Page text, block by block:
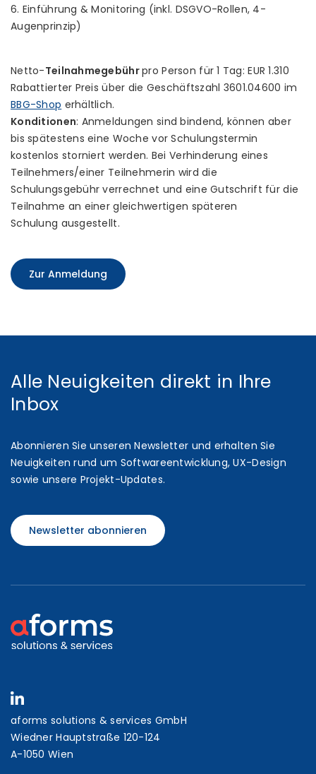
6. Einführung & Monitoring (inkl. DSGVO-Rollen, 4-
Augenprinzip)
Netto-Teilnahmegebührpro Person für 1 Tag: EUR 1.310
Rabattierter Preis über die Geschäftszahl 3601.04600 im
BBG-Shop erhältlich.
Konditionen: Anmeldungen sind bindend, können aber
bis spätestens eine Woche vor Schulungstermin
kostenlos storniert werden. Bei Verhinderung eines
Teilnehmers/einer Teilnehmerin wird die
Schulungsgebühr verrechnet und eine Gutschrift für die
Teilnahme an einer gleichwertigen späteren
Schulung ausgestellt.
Zur Anmeldung
Alle Neuigkeiten direkt in Ihre
Inbox
Abonnieren Sie unseren Newsletter und erhalten Sie
Neuigkeiten rund um Softwareentwicklung, UX-Design
sowie unsere Projekt-Updates.
Newsletter abonnieren
aforms solutions & services GmbH
Wiedner Hauptstraße 120-124
A-1050 Wien